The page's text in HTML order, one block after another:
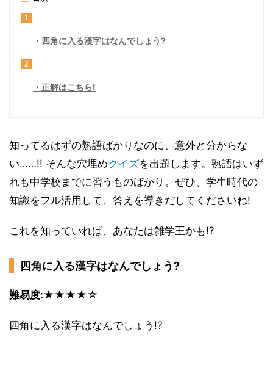
1
四角に入る漢字はなんでしょう?
2
正解はこちら!
知ってるはずの熟語ばかりなのに、意外と分からな
い……!! そんな穴埋めクイズを出題します。熟語はいず
れも中学校までに習うものばかり。ぜひ、学生時代の
知識をフル活用して、答えを導きだしてくださいね!
これを知っていれば、あなたは雑学王かも!?
四角に入る漢字はなんでしょう?
難易度:★★★★☆
四角に入る漢字はなんでしょう!?